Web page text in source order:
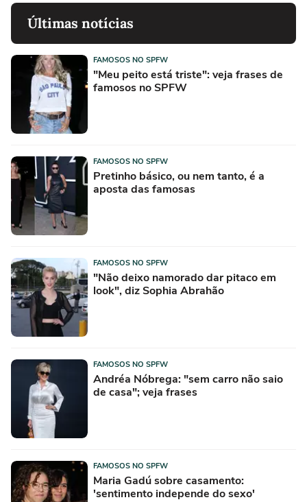
Últimas notícias
FAMOSOS NO SPFW
"Meu peito está triste": veja frases de
famosos no SPFW
FAMOSOS NO SPFW
Pretinho básico, ou nem tanto, é a
aposta das famosas
FAMOSOS NO SPFW
"Não deixo namorado dar pitaco em
look", diz Sophia Abrahão
FAMOSOS NO SPFW
Andréa Nóbrega: "sem carro não saio
de casa"; veja frases
FAMOSOS NO SPFW
Maria Gadú sobre casamento:
'sentimento independe do sexo'